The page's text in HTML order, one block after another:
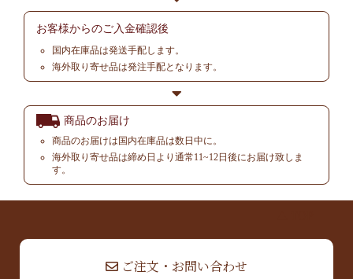
お客様からのご入金確認後
国内在庫品は発送手配します。
海外取り寄せ品は発注手配となります。
商品のお届け
商品のお届けは国内在庫品は数日中に。
海外取り寄せ品は締め日より通常11~12日後にお届け致しま
す。
ご注文・お問い合わせ